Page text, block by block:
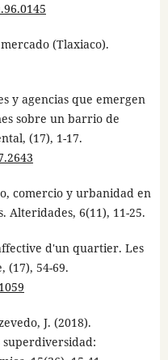
(Tlaxiaco).
y agencias que emergen
sobre un barrio de
(17), 1-17.
comercio y urbanidad en
Alteridades, 6(11), 11-25.
d'un quartier. Les
(17), 54-69.
J. (2018).